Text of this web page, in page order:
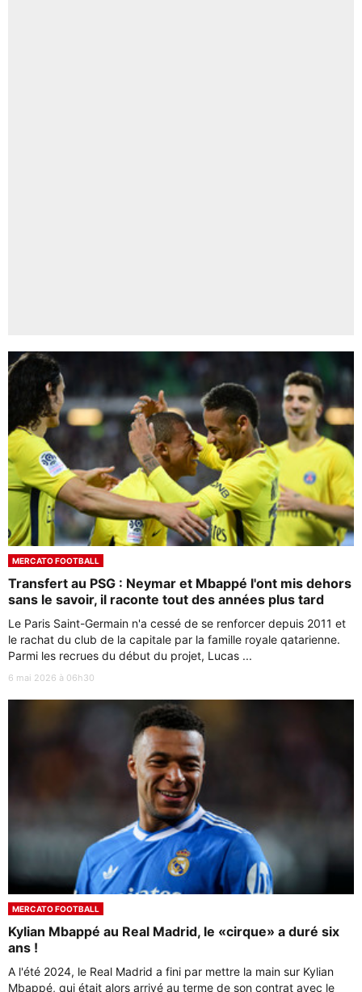
MERCATO FOOTBALL
Transfert au PSG : Neymar et Mbappé l'ont mis dehors
sans le savoir, il raconte tout des années plus tard
Le Paris Saint-Germain n'a cessé de se renforcer depuis 2011 et
le rachat du club de la capitale par la famille royale qatarienne.
Parmi les recrues du début du projet, Lucas ...
6 mai 2026 à 06h30
MERCATO FOOTBALL
Kylian Mbappé au Real Madrid, le «cirque» a duré six
ans !
A l'été 2024, le Real Madrid a fini par mettre la main sur Kylian
Mbappé, qui était alors arrivé au terme de son contrat avec le